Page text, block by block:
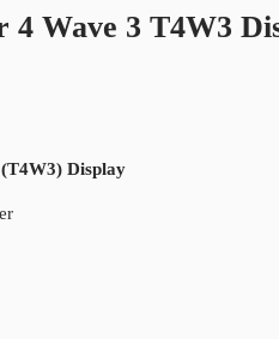
Wave 3 T4W3
Display